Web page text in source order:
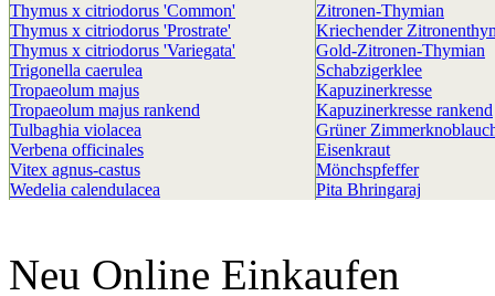
Thymus x citriodorus 'Common'
Zitronen-Thymian
Thymus x citriodorus 'Prostrate'
Kriechender
Thymus x citriodorus 'Variegata'
Gold-Zitronen-Thymian
Trigonella caerulea
Schabzigerklee
Tropaeolum majus
Kapuzinerkresse
Tropaeolum majus rankend
Kapuzinerkresse rankend
Tulbaghia violacea
Grüner
Verbena officinales
Eisenkraut
Vitex agnus-castus
Mönchspfeffer
Wedelia calendulacea
Pita Bhringaraj
Neu Online Einkaufen